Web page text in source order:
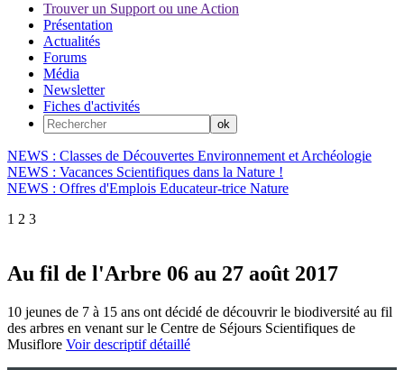
Trouver un Support ou une Action
Présentation
Actualités
Forums
Média
Newsletter
Fiches d'activités
NEWS : Classes de Découvertes Environnement et Archéologie
NEWS : Vacances Scientifiques dans la Nature !
NEWS : Offres d'Emplois Educateur-trice Nature
1 2 3
Au fil de l'Arbre 06 au 27 août 2017
10 jeunes de 7 à 15 ans ont décidé de découvrir le biodiversité au fil
des arbres en venant sur le Centre de Séjours Scientifiques de
Musiflore Voir descriptif détaillé